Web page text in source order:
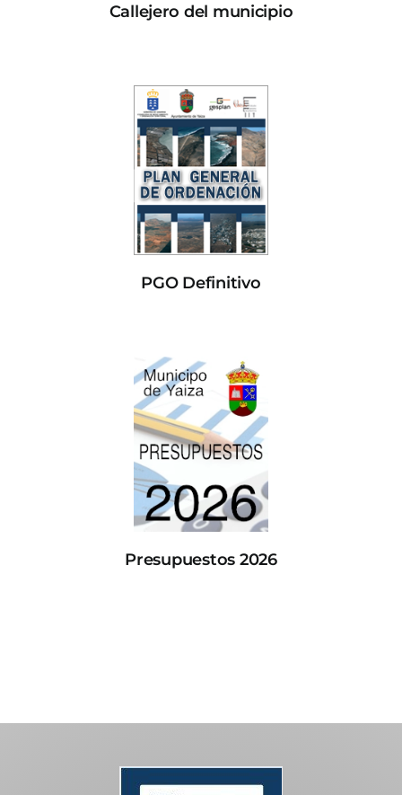
Callejero del municipio
PGO Definitivo
Presupuestos 2026